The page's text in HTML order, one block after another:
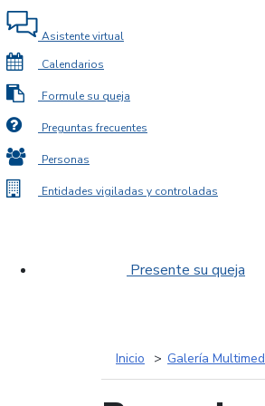
Asistente virtual
Calendarios
Formule su queja
Preguntas frecuentes
Personas
Entidades vigiladas y controladas
Presente su queja
Inicio Galería